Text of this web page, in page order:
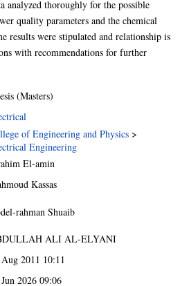
analyzed thoroughly for the possible
quality parameters and the chemical
results were stipulated and relationship is
with recommendations for further
(Masters)
of Engineering and Physics >
Engineering
El-amin
Kassas
rahman Shuaib
ALI AL-ELYANI
2011 10:11
2026 09:06